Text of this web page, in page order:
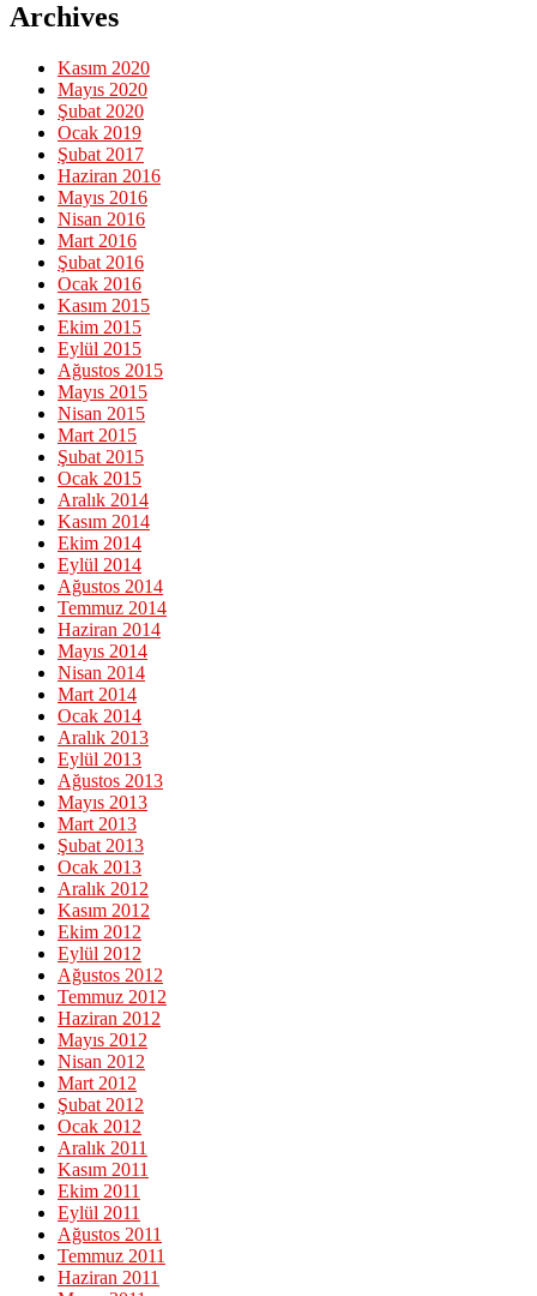
Archives
Kasım 2020
Mayıs 2020
Şubat 2020
Ocak 2019
Şubat 2017
Haziran 2016
Mayıs 2016
Nisan 2016
Mart 2016
Şubat 2016
Ocak 2016
Kasım 2015
Ekim 2015
Eylül 2015
Ağustos 2015
Mayıs 2015
Nisan 2015
Mart 2015
Şubat 2015
Ocak 2015
Aralık 2014
Kasım 2014
Ekim 2014
Eylül 2014
Ağustos 2014
Temmuz 2014
Haziran 2014
Mayıs 2014
Nisan 2014
Mart 2014
Ocak 2014
Aralık 2013
Eylül 2013
Ağustos 2013
Mayıs 2013
Mart 2013
Şubat 2013
Ocak 2013
Aralık 2012
Kasım 2012
Ekim 2012
Eylül 2012
Ağustos 2012
Temmuz 2012
Haziran 2012
Mayıs 2012
Nisan 2012
Mart 2012
Şubat 2012
Ocak 2012
Aralık 2011
Kasım 2011
Ekim 2011
Eylül 2011
Ağustos 2011
Temmuz 2011
Haziran 2011